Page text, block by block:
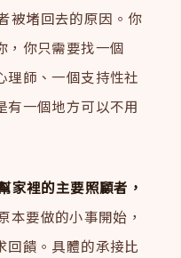
被堵回去的原因。你
，你只需要找一個
理師、一個支持性社
有一個地方可以不用
家裡的主要照顧者，
本要做的小事開始，
回饋。具體的承接比